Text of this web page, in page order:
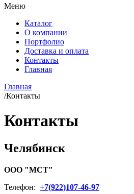
Меню
Каталог
О компании
Портфолио
Доставка и оплата
Контакты
Главная
Главная
/Контакты
Контакты
Челябинск
ООО "МСТ"
Телефон: +7(922)107-46-97